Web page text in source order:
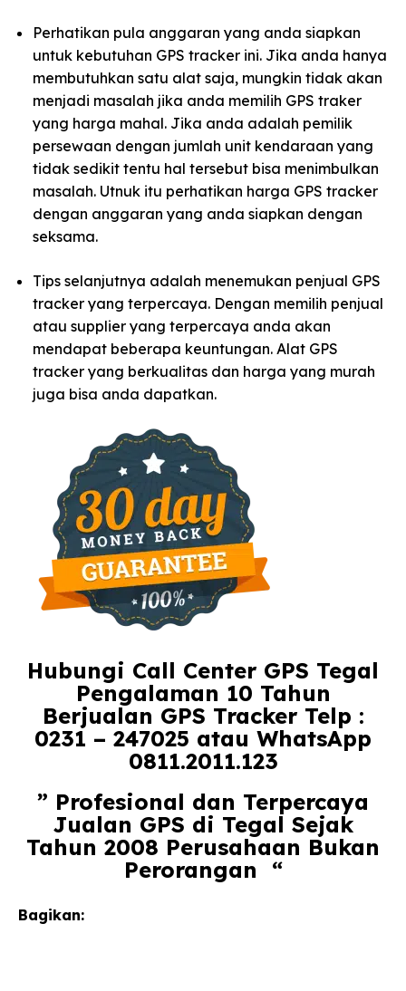
Perhatikan pula anggaran yang anda siapkan
untuk kebutuhan GPS tracker ini. Jika anda hanya
membutuhkan satu alat saja, mungkin tidak akan
menjadi masalah jika anda memilih GPS traker
yang harga mahal. Jika anda adalah pemilik
persewaan dengan jumlah unit kendaraan yang
tidak sedikit tentu hal tersebut bisa menimbulkan
masalah. Utnuk itu perhatikan harga GPS tracker
dengan anggaran yang anda siapkan dengan
seksama.
Tips selanjutnya adalah menemukan penjual GPS
tracker yang terpercaya. Dengan memilih penjual
atau supplier yang terpercaya anda akan
mendapat beberapa keuntungan. Alat GPS
tracker yang berkualitas dan harga yang murah
juga bisa anda dapatkan.
Hubungi Call Center GPS Tegal
Pengalaman 10 Tahun
Berjualan GPS Tracker Telp :
0231 – 247025 atau WhatsApp
0811.2011.123
” Profesional dan Terpercaya
Jualan GPS di Tegal Sejak
Tahun 2008 Perusahaan Bukan
Perorangan “
Bagikan: